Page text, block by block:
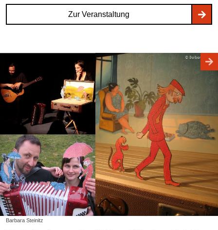
Zur Veranstaltung
Barbara Steinitz